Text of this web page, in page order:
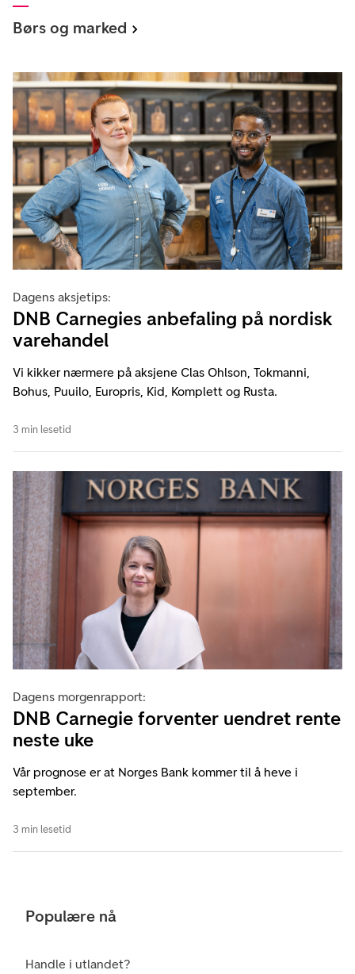
Børs og marked
Dagens aksjetips:
DNB Carnegies anbefaling på nordisk
varehandel
Vi kikker nærmere på aksjene Clas Ohlson, Tokmanni,
Bohus, Puuilo, Europris, Kid, Komplett og Rusta.
3 min lesetid
Dagens morgenrapport:
DNB Carnegie forventer uendret rente
neste uke
Vår prognose er at Norges Bank kommer til å heve i
september.
3 min lesetid
Populære nå
Handle i utlandet?